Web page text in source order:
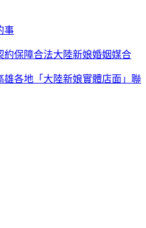
事
保障合法大陸新娘婚姻媒合
各地「大陸新娘實體店面」聯